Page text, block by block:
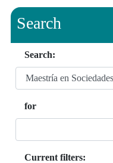
Search
Search:
for
Current filters: